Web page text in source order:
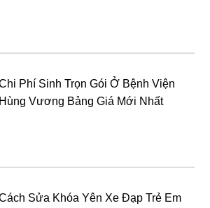
Phí Sinh Trọn Gói Ở Bệnh Viện
Hùng Vương Bảng Giá Mới Nhất
Sửa Khóa Yên Xe Đạp Trẻ Em